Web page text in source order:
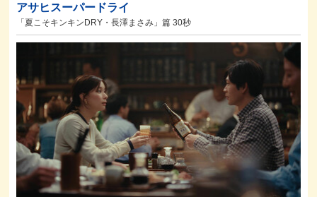
アサヒスーパードライ
「夏こそキンキンDRY・長澤まさみ」篇 30秒